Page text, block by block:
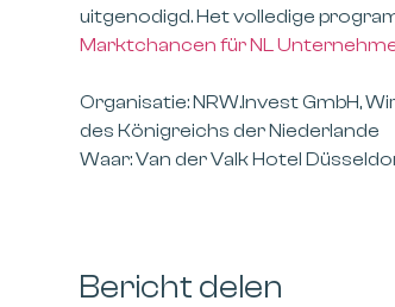
uitgenodigd. Het volledige
Marktchancen für NL
Organisatie: NRW.Invest GmbH,
des Königreichs der Niederlande
Waar: Van der Valk Hotel
Bericht delen